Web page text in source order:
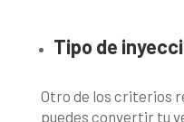
Tipo de
Otro de los criterios
puedes convertir tu